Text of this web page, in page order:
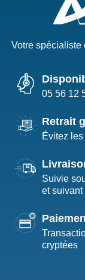
Votre spécialiste
05 56 12
Retrait
Évitez
Suivie
et
cryptées